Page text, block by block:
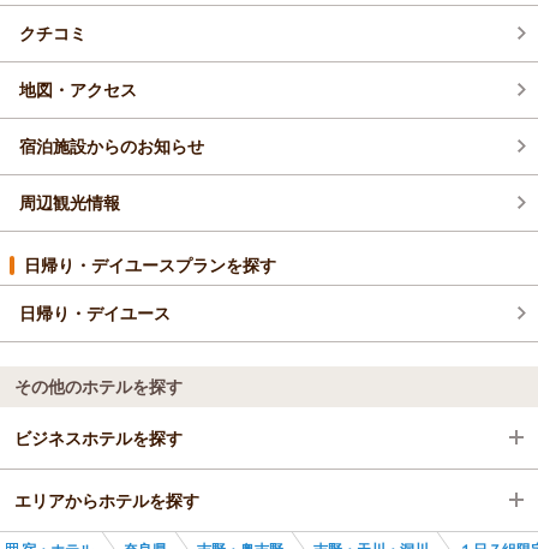
クチコミ
地図・アクセス
宿泊施設からのお知らせ
周辺観光情報
日帰り・デイユースプランを探す
日帰り・デイユース
その他のホテルを探す
ビジネスホテルを探す
奈良県
エリアからホテルを探す